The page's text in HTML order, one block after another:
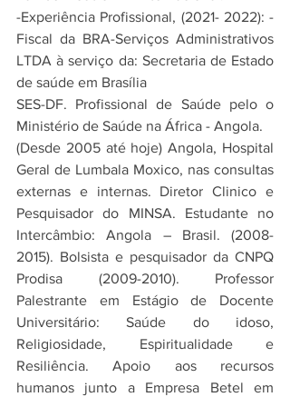
-Experiência Profissional, (2021- 2022): -
Fiscal da BRA-Serviços Administrativos
LTDA à serviço da: Secretaria de Estado
de saúde em Brasília
SES-DF. Profissional de Saúde pelo o
Ministério de Saúde na África - Angola.
(Desde 2005 até hoje) Angola, Hospital
Geral de Lumbala Moxico, nas consultas
externas e internas. Diretor Clinico e
Pesquisador do MINSA. Estudante no
Intercâmbio: Angola – Brasil. (2008-
2015). Bolsista e pesquisador da CNPQ
Prodisa (2009-2010). Professor
Palestrante em Estágio de Docente
Universitário: Saúde do idoso,
Religiosidade, Espiritualidade e
Resiliência. Apoio aos recursos
humanos junto a Empresa Betel em